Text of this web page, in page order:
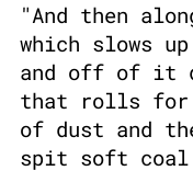
"And then
which slows
and off of it
that rolls for
of dust and
spit soft coal